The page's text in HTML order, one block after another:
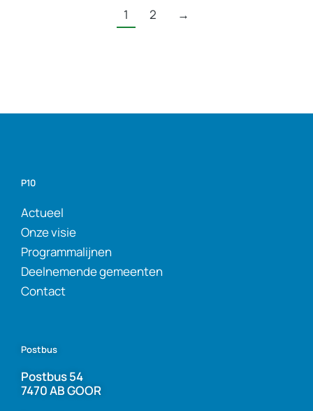
1 2 →
P10
Actueel
Onze visie
Programmalijnen
Deelnemende gemeenten
Contact
Postbus
Postbus 54
7470 AB GOOR